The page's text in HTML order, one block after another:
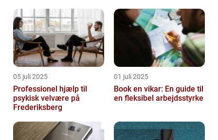
05 juli 2025
Professionel hjælp til
psykisk velvære på
Frederiksberg
01 juli 2025
Book en vikar: En guide til
en fleksibel arbejdsstyrke